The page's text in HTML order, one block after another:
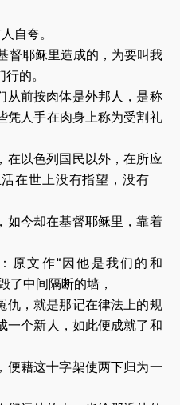
自夸。
督耶稣里造成的，为要叫我
的。
从前按肉体是外邦人，是称
凭人手在肉身上称为受割礼
在以色列国民以外，在所应
在世上没有指望，没有
今却在基督耶稣里，靠着
原文作“因他是我们的和
了中间隔断的墙，
仇，就是那记在律法上的规
一个新人，如此便成就了和
便藉这十字架使两下归为一